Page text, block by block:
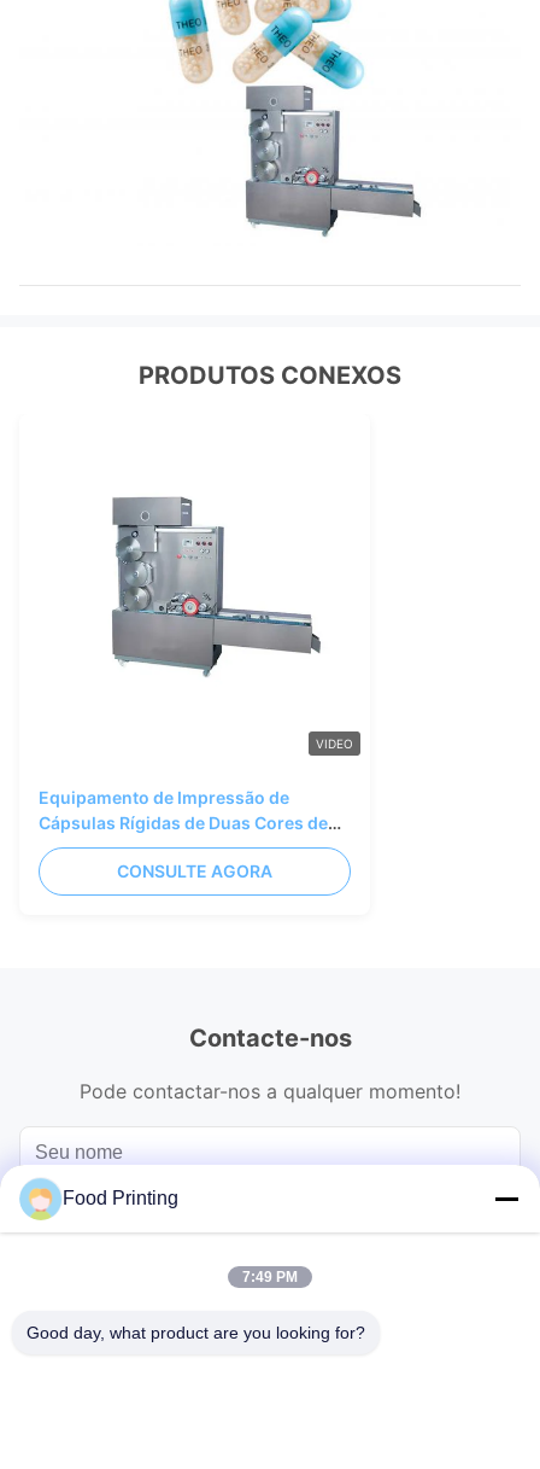
PRODUTOS CONEXOS
VIDEO
Equipamento de Impressão de
Cápsulas Rígidas de Duas Cores de
Alta Velocidade na Indústria
FarmacêuticaCONSULTE AGORA
Contacte-nos
Pode contactar-nos a qualquer momento!
Food Printing
7:49 PM
Good day, what product are you looking for?